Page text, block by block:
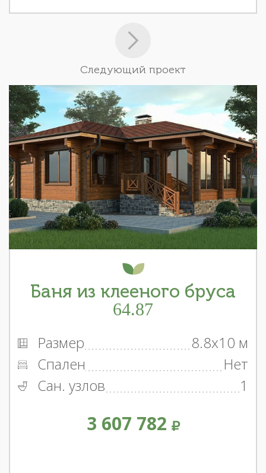
Следующий проект
Баня из клееного бруса
64.87
Размер
8.8x10 м
Спален
Нет
Сан. узлов
1
3 607 782